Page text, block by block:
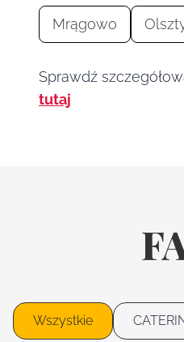
Mrągowo
Sprawdź
tutaj
Wszystkie